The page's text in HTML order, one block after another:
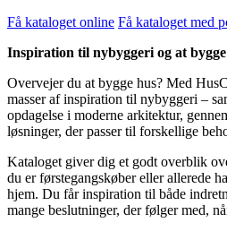
Få kataloget online Få kataloget med
Inspiration til nybyggeri og at
Overvejer du at bygge hus? Med
masser af inspiration til nybyggeri –
opdagelse i moderne arkitektur,
løsninger, der passer til forskellige
Kataloget giver dig et godt overblik
du er førstegangskøber eller allerede
hjem. Du får inspiration til både
mange beslutninger, der følger med,